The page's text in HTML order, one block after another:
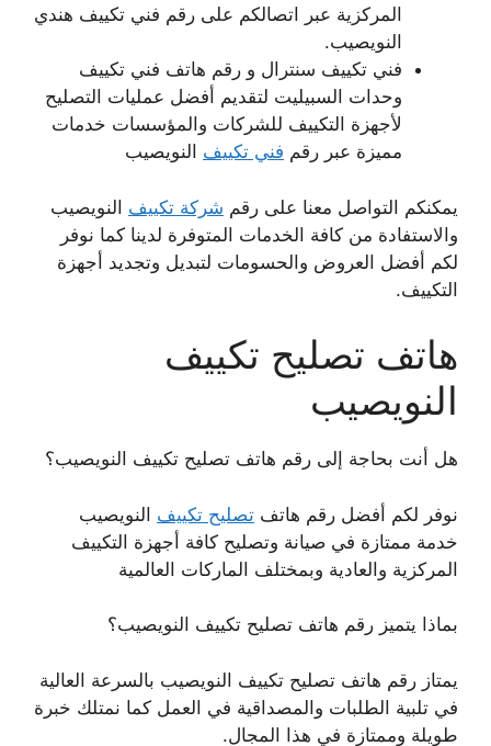
المركزية عبر اتصالكم على رقم فني تكييف هندي
النويصيب.
فني تكييف سنترال و رقم هاتف فني تكييف
وحدات السبيليت لتقديم أفضل عمليات التصليح
لأجهزة التكييف للشركات والمؤسسات خدمات
مميزة عبر رقم فني تكييف النويصيب
يمكنكم التواصل معنا على رقم شركة تكييف النويصيب
والاستفادة من كافة الخدمات المتوفرة لدينا كما نوفر
لكم أفضل العروض والحسومات لتبديل وتجديد أجهزة
التكييف.
هاتف تصليح تكييف
النويصيب
هل أنت بحاجة إلى رقم هاتف تصليح تكييف النويصيب؟
نوفر لكم أفضل رقم هاتف تصليح تكييف النويصيب
خدمة ممتازة في صيانة وتصليح كافة أجهزة التكييف
المركزية والعادية وبمختلف الماركات العالمية
بماذا يتميز رقم هاتف تصليح تكييف النويصيب؟
يمتاز رقم هاتف تصليح تكييف النويصيب بالسرعة العالية
في تلبية الطلبات والمصداقية في العمل كما نمتلك خبرة
طويلة وممتازة في هذا المجال.